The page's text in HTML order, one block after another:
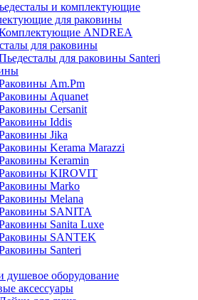
и комплектующие
для раковины
ANDREA
для раковины
для раковины Santeri
Am.Pm
Aquanet
Cersanit
Iddis
Jika
Kerama Marazzi
Keramin
KIROVIT
Marko
Melana
SANITA
Sanita Luxe
SANTEK
Santeri
душевое оборудование
аксессуары